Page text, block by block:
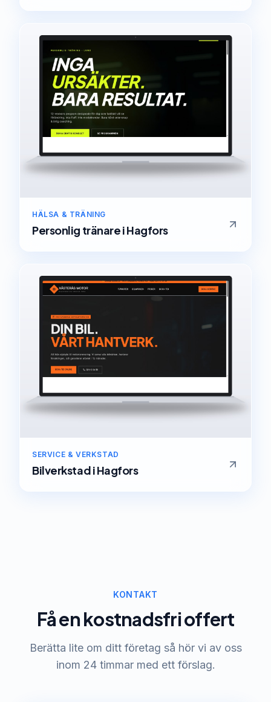
HÄLSA & TRÄNING
Personlig tränareiHagfors
SERVICE & VERKSTAD
BilverkstadiHagfors
KONTAKT
Få en kostnadsfri offert
Berätta lite om ditt företag så hör vi av oss
inom 24 timmar med ett förslag.